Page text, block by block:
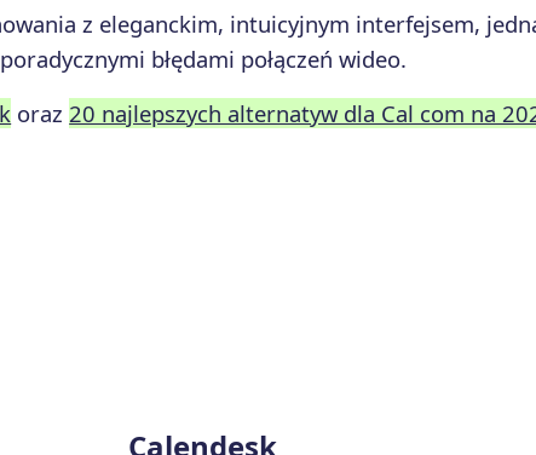
z eleganckim, intuicyjnym interfejsem,
błędami połączeń wideo.
oraz 20 najlepszych alternatyw dla Cal com na
Calendesk